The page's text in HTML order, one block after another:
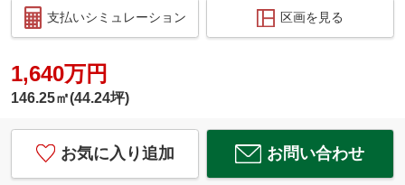
支払いシミュレーション 区画を見る
1,640万円
146.25㎡(44.24坪)
お気に入り追加 お問い合わせ